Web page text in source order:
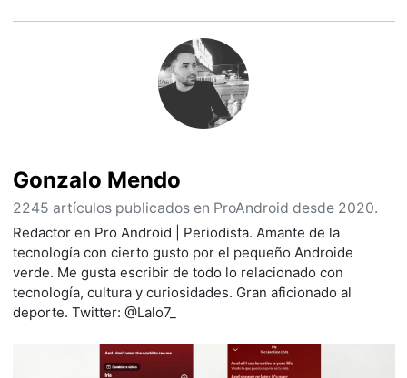
Gonzalo Mendo
2245 artículos publicados en ProAndroid desde 2020.
Redactor en Pro Android | Periodista. Amante de la
tecnología con cierto gusto por el pequeño Androide
verde. Me gusta escribir de todo lo relacionado con
tecnología, cultura y curiosidades. Gran aficionado al
deporte. Twitter: @Lalo7_